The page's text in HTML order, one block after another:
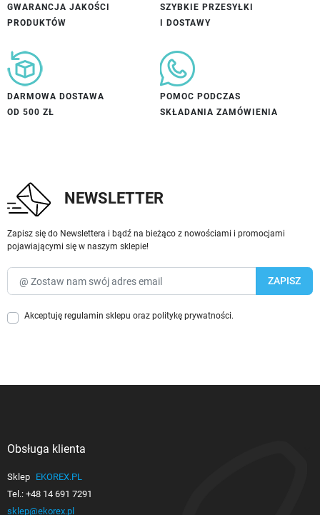
GWARANCJA JAKOŚCI
PRODUKTÓW
SZYBKIE PRZESYŁKI
I DOSTAWY
DARMOWA DOSTAWA
OD 500 ZŁ
POMOC PODCZAS
SKŁADANIA ZAMÓWIENIA
NEWSLETTER
Zapisz się do Newslettera i bądź na bieżąco z nowościami i promocjami
pojawiającymi się w naszym sklepie!
Akceptuję regulamin sklepu oraz politykę prywatności.
Obsługa klienta
Sklep EKOREX.PL
Tel.: +48 14 691 7291
sklep@ekorex.pl